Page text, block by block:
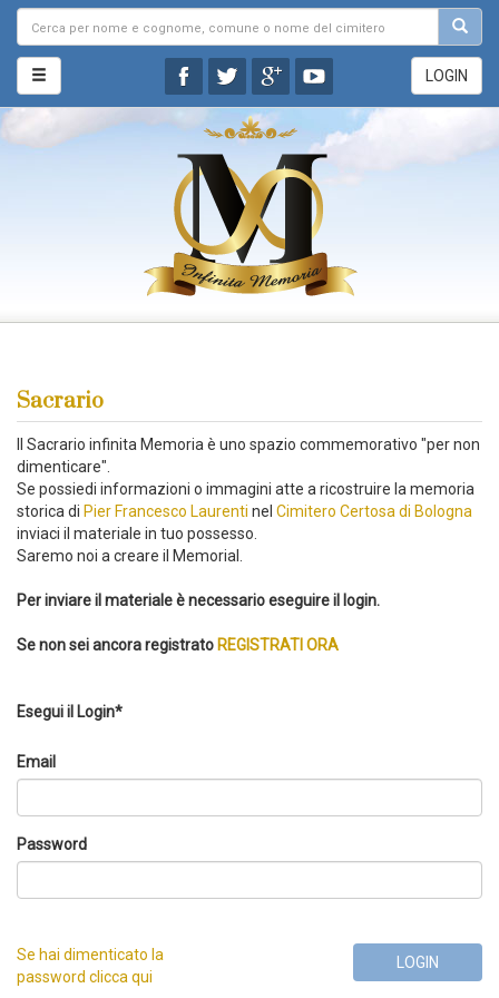
LOGIN
Sacrario
Il Sacrario infinita Memoria è uno spazio commemorativo "per non
dimenticare".
Se possiedi informazioni o immagini atte a ricostruire la memoria
storica di Pier Francesco Laurenti nel Cimitero Certosa di Bologna
inviaci il materiale in tuo possesso.
Saremo noi a creare il Memorial.
Per inviare il materiale è necessario eseguire il login.
Se non sei ancora registrato REGISTRATI ORA
Esegui il Login*
Email
Password
Se hai dimenticato la
password clicca qui
LOGIN